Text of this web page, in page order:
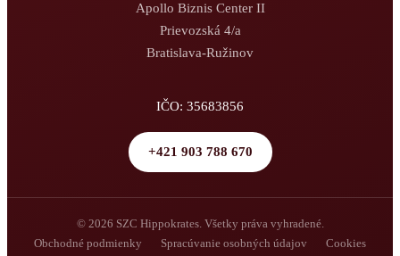
Apollo Biznis Center II
Prievozská 4/a
Bratislava-Ružinov
IČO: 35683856
+421 903 788 670
© 2026 SZC Hippokrates. Všetky práva vyhradené.
Obchodné podmienky
Spracúvanie osobných údajov Cookies